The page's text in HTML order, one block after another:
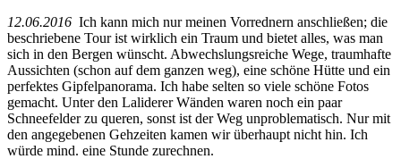
12.06.2016 Ich kann mich nur meinen Vorrednern anschließen; die
beschriebene Tour ist wirklich ein Traum und bietet alles, was man
sich in den Bergen wünscht. Abwechslungsreiche Wege, traumhafte
Aussichten (schon auf dem ganzen weg), eine schöne Hütte und ein
perfektes Gipfelpanorama. Ich habe selten so viele schöne Fotos
gemacht. Unter den Laliderer Wänden waren noch ein paar
Schneefelder zu queren, sonst ist der Weg unproblematisch. Nur mit
den angegebenen Gehzeiten kamen wir überhaupt nicht hin. Ich
würde mind. eine Stunde zurechnen.